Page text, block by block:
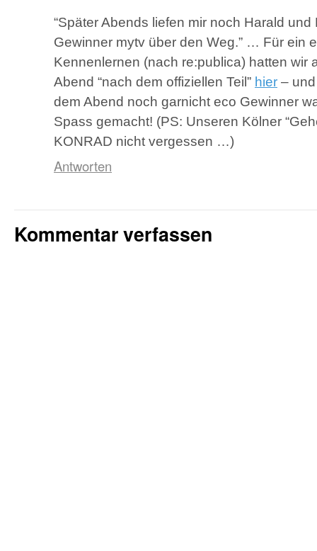
“Später Abends liefen mir noch Harald
Gewinner mytv über den Weg.” … Für ein
Kennenlernen (nach re:publica) hatten wir
Abend “nach dem offiziellen Teil” hier –
dem Abend noch garnicht eco Gewinner
Spass gemacht! (PS: Unseren Kölner
KONRAD nicht vergessen …)
Antworten
Kommentar verfassen